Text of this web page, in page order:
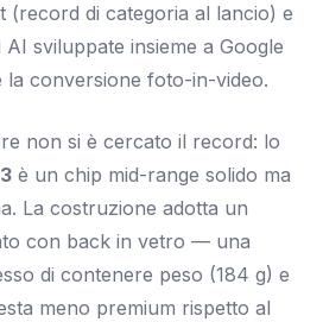
(record di categoria al lancio) e
sviluppate insieme a Google
la conversione foto-in-video.
non si è cercato il record: lo
è un chip mid-range solido ma
La costruzione adotta un
con back in vetro — una
di contenere peso (184 g) e
meno premium rispetto al